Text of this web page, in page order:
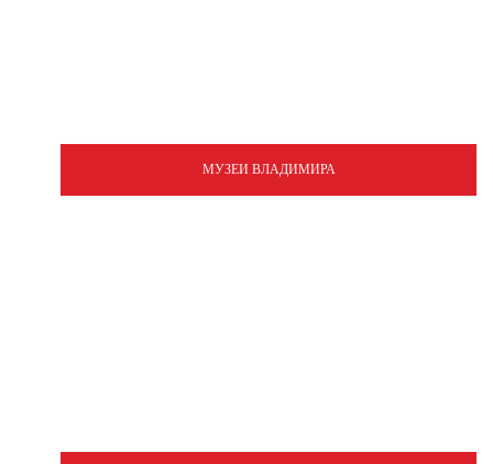
МУЗЕИ ВЛАДИМИРА